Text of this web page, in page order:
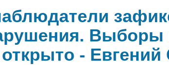
Выборы
-